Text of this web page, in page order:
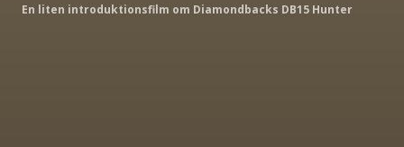
En liten introduktionsfilm om Diamondbacks DB15 Hunter